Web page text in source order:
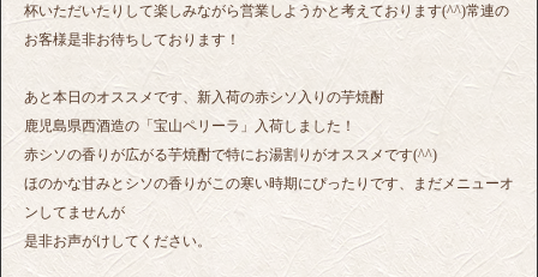
杯いただいたりして楽しみながら営業しようかと考えております(^^)常連の
お客様是非お待ちしております！
あと本日のオススメです、新入荷の赤シソ入りの芋焼酎
鹿児島県西酒造の「宝山ペリーラ」入荷しました！
赤シソの香りが広がる芋焼酎で特にお湯割りがオススメです(^^)
ほのかな甘みとシソの香りがこの寒い時期にぴったりです、まだメニューオ
ンしてませんが
是非お声がけしてください。